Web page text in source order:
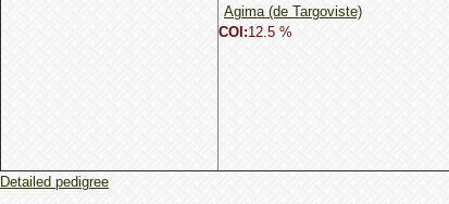
Agima (de Targoviste)
COI:12.5 %
Detailed pedigree